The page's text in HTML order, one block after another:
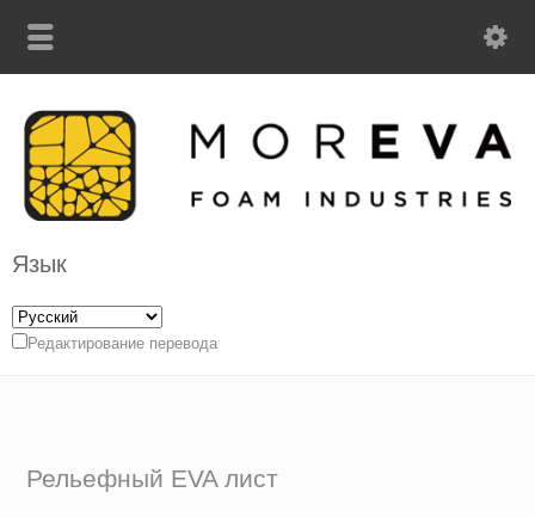
Язык
Редактирование перевода
Рельефный EVA лист